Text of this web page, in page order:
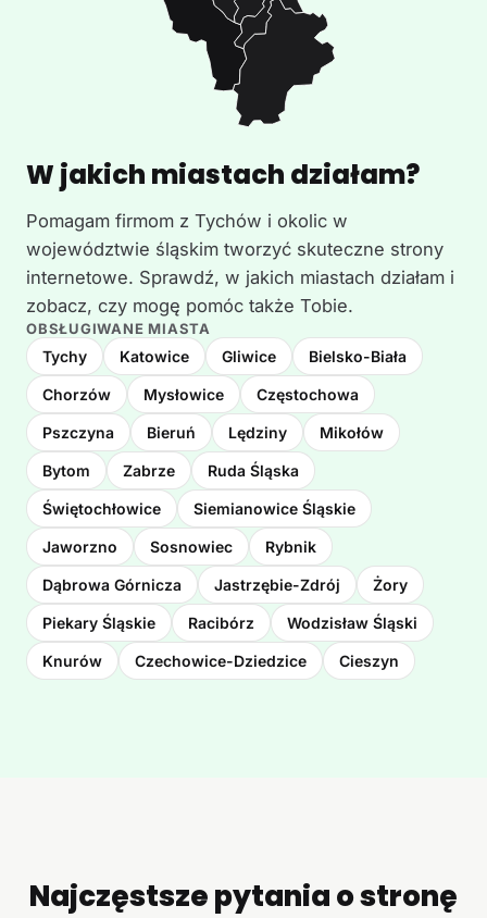
W jakich miastach działam?
Pomagam firmom z Tychów i okolic w
województwie śląskim tworzyć skuteczne strony
internetowe. Sprawdź, w jakich miastach działam i
zobacz, czy mogę pomóc także Tobie.
OBSŁUGIWANE MIASTA
Tychy Katowice Gliwice Bielsko-Biała
Chorzów Mysłowice Częstochowa
Pszczyna Bieruń Lędziny Mikołów
Bytom Zabrze Ruda Śląska
Świętochłowice Siemianowice Śląskie
Jaworzno Sosnowiec Rybnik
Dąbrowa Górnicza Jastrzębie-Zdrój Żory
Piekary Śląskie Racibórz Wodzisław Śląski
Knurów Czechowice-Dziedzice Cieszyn
Najczęstsze pytania o stronę